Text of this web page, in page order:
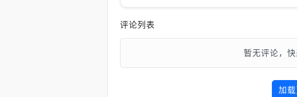
评论列表
暂无评论，快
加